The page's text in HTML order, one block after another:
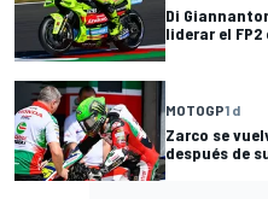
Di
liderar el
MOTOGP1 d
Zarco se
después de